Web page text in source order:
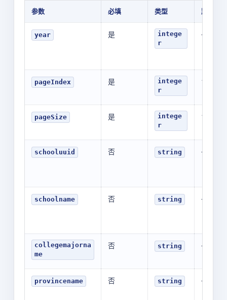
参数 必填 类型 默认值
year 是
intege
r
-
pageIndex 是
intege
r
1
pageSize 是
intege
r
10
schooluuid 否 string -
schoolname 否 string -
collegemajorna
me
否 string -
provincename 否 string -